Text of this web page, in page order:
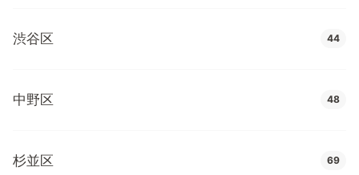
渋谷区 44
中野区 48
杉並区 69